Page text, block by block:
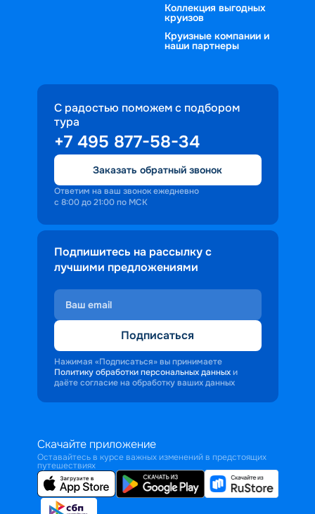
Коллекция выгодных
круизов
Круизные компании и
наши партнеры
С радостью поможем с подбором
тура
+7 495 877-58-34
Заказать обратный звонок
Ответим на ваш звонок ежедневно
с 8:00 до 21:00 по МСК
Подпишитесь на рассылку с
лучшими предложениями
Подписаться
Нажимая «Подписаться» вы принимаете
Политику обработки персональных данных и
даёте согласие на обработку ваших данных
Скачайте приложение
Оставайтесь в курсе важных изменений в предстоящих
путешествиях